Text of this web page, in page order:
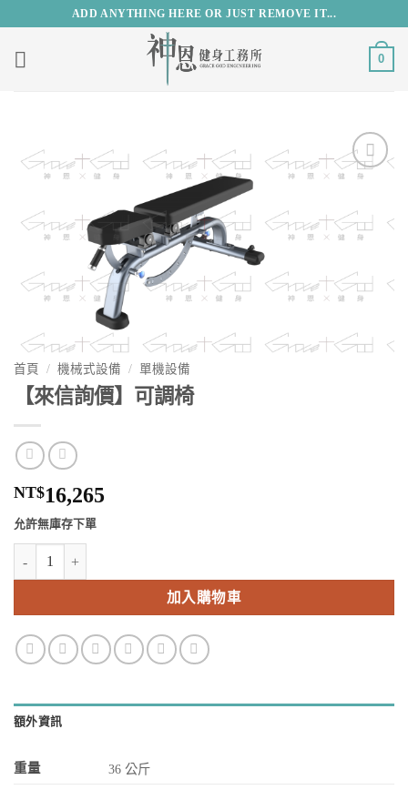
content
ADD ANYTHING HERE OR JUST REMOVE IT...
0
首頁 / 機械式設備 / 單機設備
【來信詢價】可調椅
NT$16,265
允許無庫存下單
【來信詢價】可調椅 數量
加入購物車
額外資訊
重量
36 公斤